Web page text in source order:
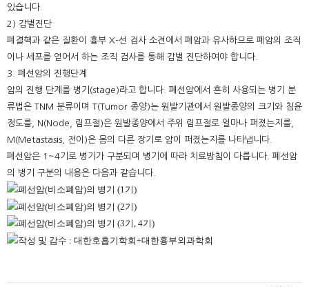
있습니다.
2) 감별진단
폐결핵과 같은 질환이 흉부 X-선 검사 소견에서 폐암과 유사하므로 폐암의 조직
이나 세포를 얻어서 하는 조직 검사를 통해 감별 진단하여야 합니다.
3. 폐선암의 진행단계
암의 진행 단계를 병기(stage)라고 합니다. 폐선암에서 흔히 사용되는 병기 분
류법은 TNM 분류이며 T(Tumor 종양)는 원발기관에서 원발종양의 크기와 침윤
정도를, N(Node, 림프절)은 원발종양에서 주위 림프절로 얼마나 퍼졌는지를,
M(Metastasis, 전이)은 몸의 다른 장기로 암이 퍼졌는지를 나타냅니다.
폐선암은 1~4기로 병기가 구분되며 병기에 따라 치료방침이 다릅니다. 폐선암
의 병기 구분의 내용은 다음과 같습니다.